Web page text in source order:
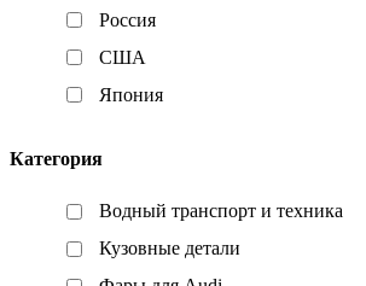
Россия
США
Япония
Категория
Водный транспорт и техника
Кузовные детали